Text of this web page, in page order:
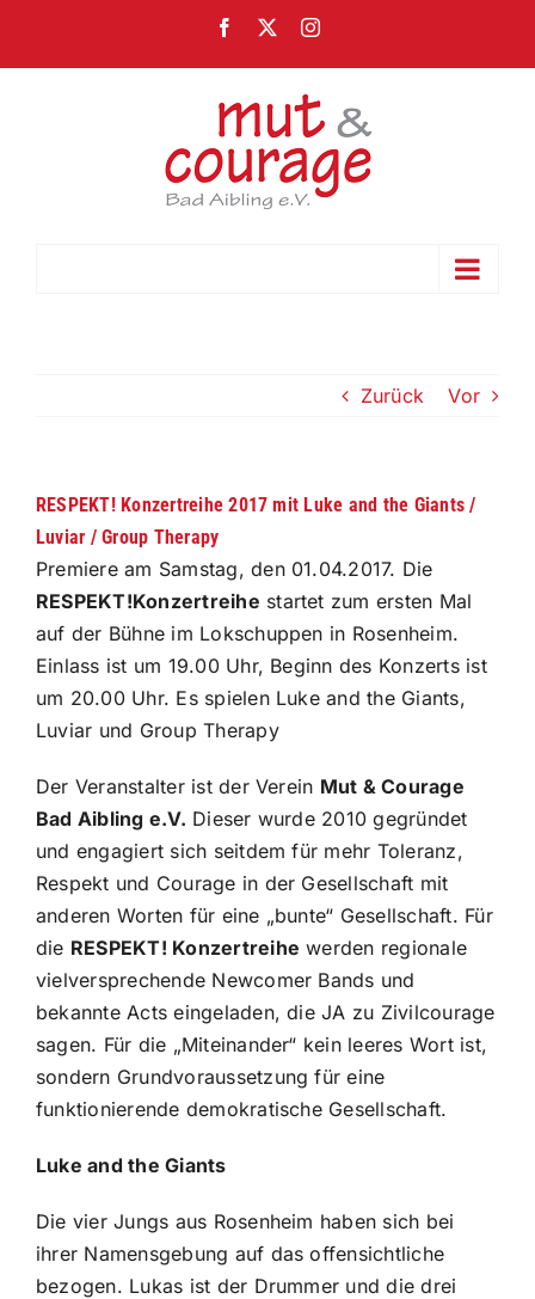
Facebook Instagram
Zurück Vor
RESPEKT! Konzertreihe 2017 mit Luke and the Giants /
Luviar / Group Therapy
Premiere am Samstag, den 01.04.2017. Die
RESPEKT!Konzertreihe startet zum ersten Mal
auf der Bühne im Lokschuppen in Rosenheim.
Einlass ist um 19.00 Uhr, Beginn des Konzerts ist
um 20.00 Uhr. Es spielen Luke and the Giants,
Luviar und Group Therapy
Der Veranstalter ist der Verein Mut & Courage
Bad Aibling e.V. Dieser wurde 2010 gegründet
und engagiert sich seitdem für mehr Toleranz,
Respekt und Courage in der Gesellschaft mit
anderen Worten für eine „bunte“ Gesellschaft. Für
die RESPEKT! Konzertreihe werden regionale
vielversprechende Newcomer Bands und
bekannte Acts eingeladen, die JA zu Zivilcourage
sagen. Für die „Miteinander“ kein leeres Wort ist,
sondern Grundvoraussetzung für eine
funktionierende demokratische Gesellschaft.
Luke and the Giants
Die vier Jungs aus Rosenheim haben sich bei
ihrer Namensgebung auf das offensichtliche
bezogen. Lukas ist der Drummer und die drei